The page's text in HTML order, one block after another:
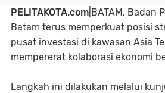
PELITAKOTA.com |BATAM, Badan
Batam terus memperkuat posisi
pusat investasi di kawasan Asia
mempererat kolaborasi ekonomi
Langkah ini dilakukan melalui